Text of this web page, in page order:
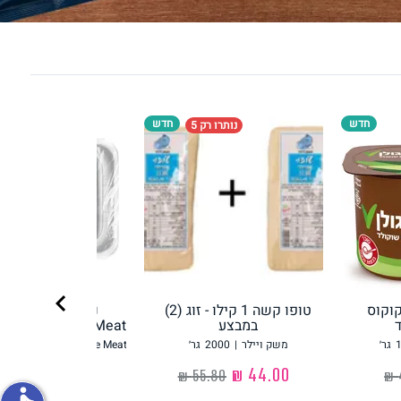
פירות וירקות
על האש
חדש
גר׳
חדש נותרו רק 5
טופו קשה 1 קילו - זוג (2)
במבצע
2000 גר׳ | משק ויילר
‏55.80 ₪
נתח סטייק
Redefine Meat רידיפיין מיט
Redefine Meat רידיפיין מיט
‏42.90 ₪
chevron_right